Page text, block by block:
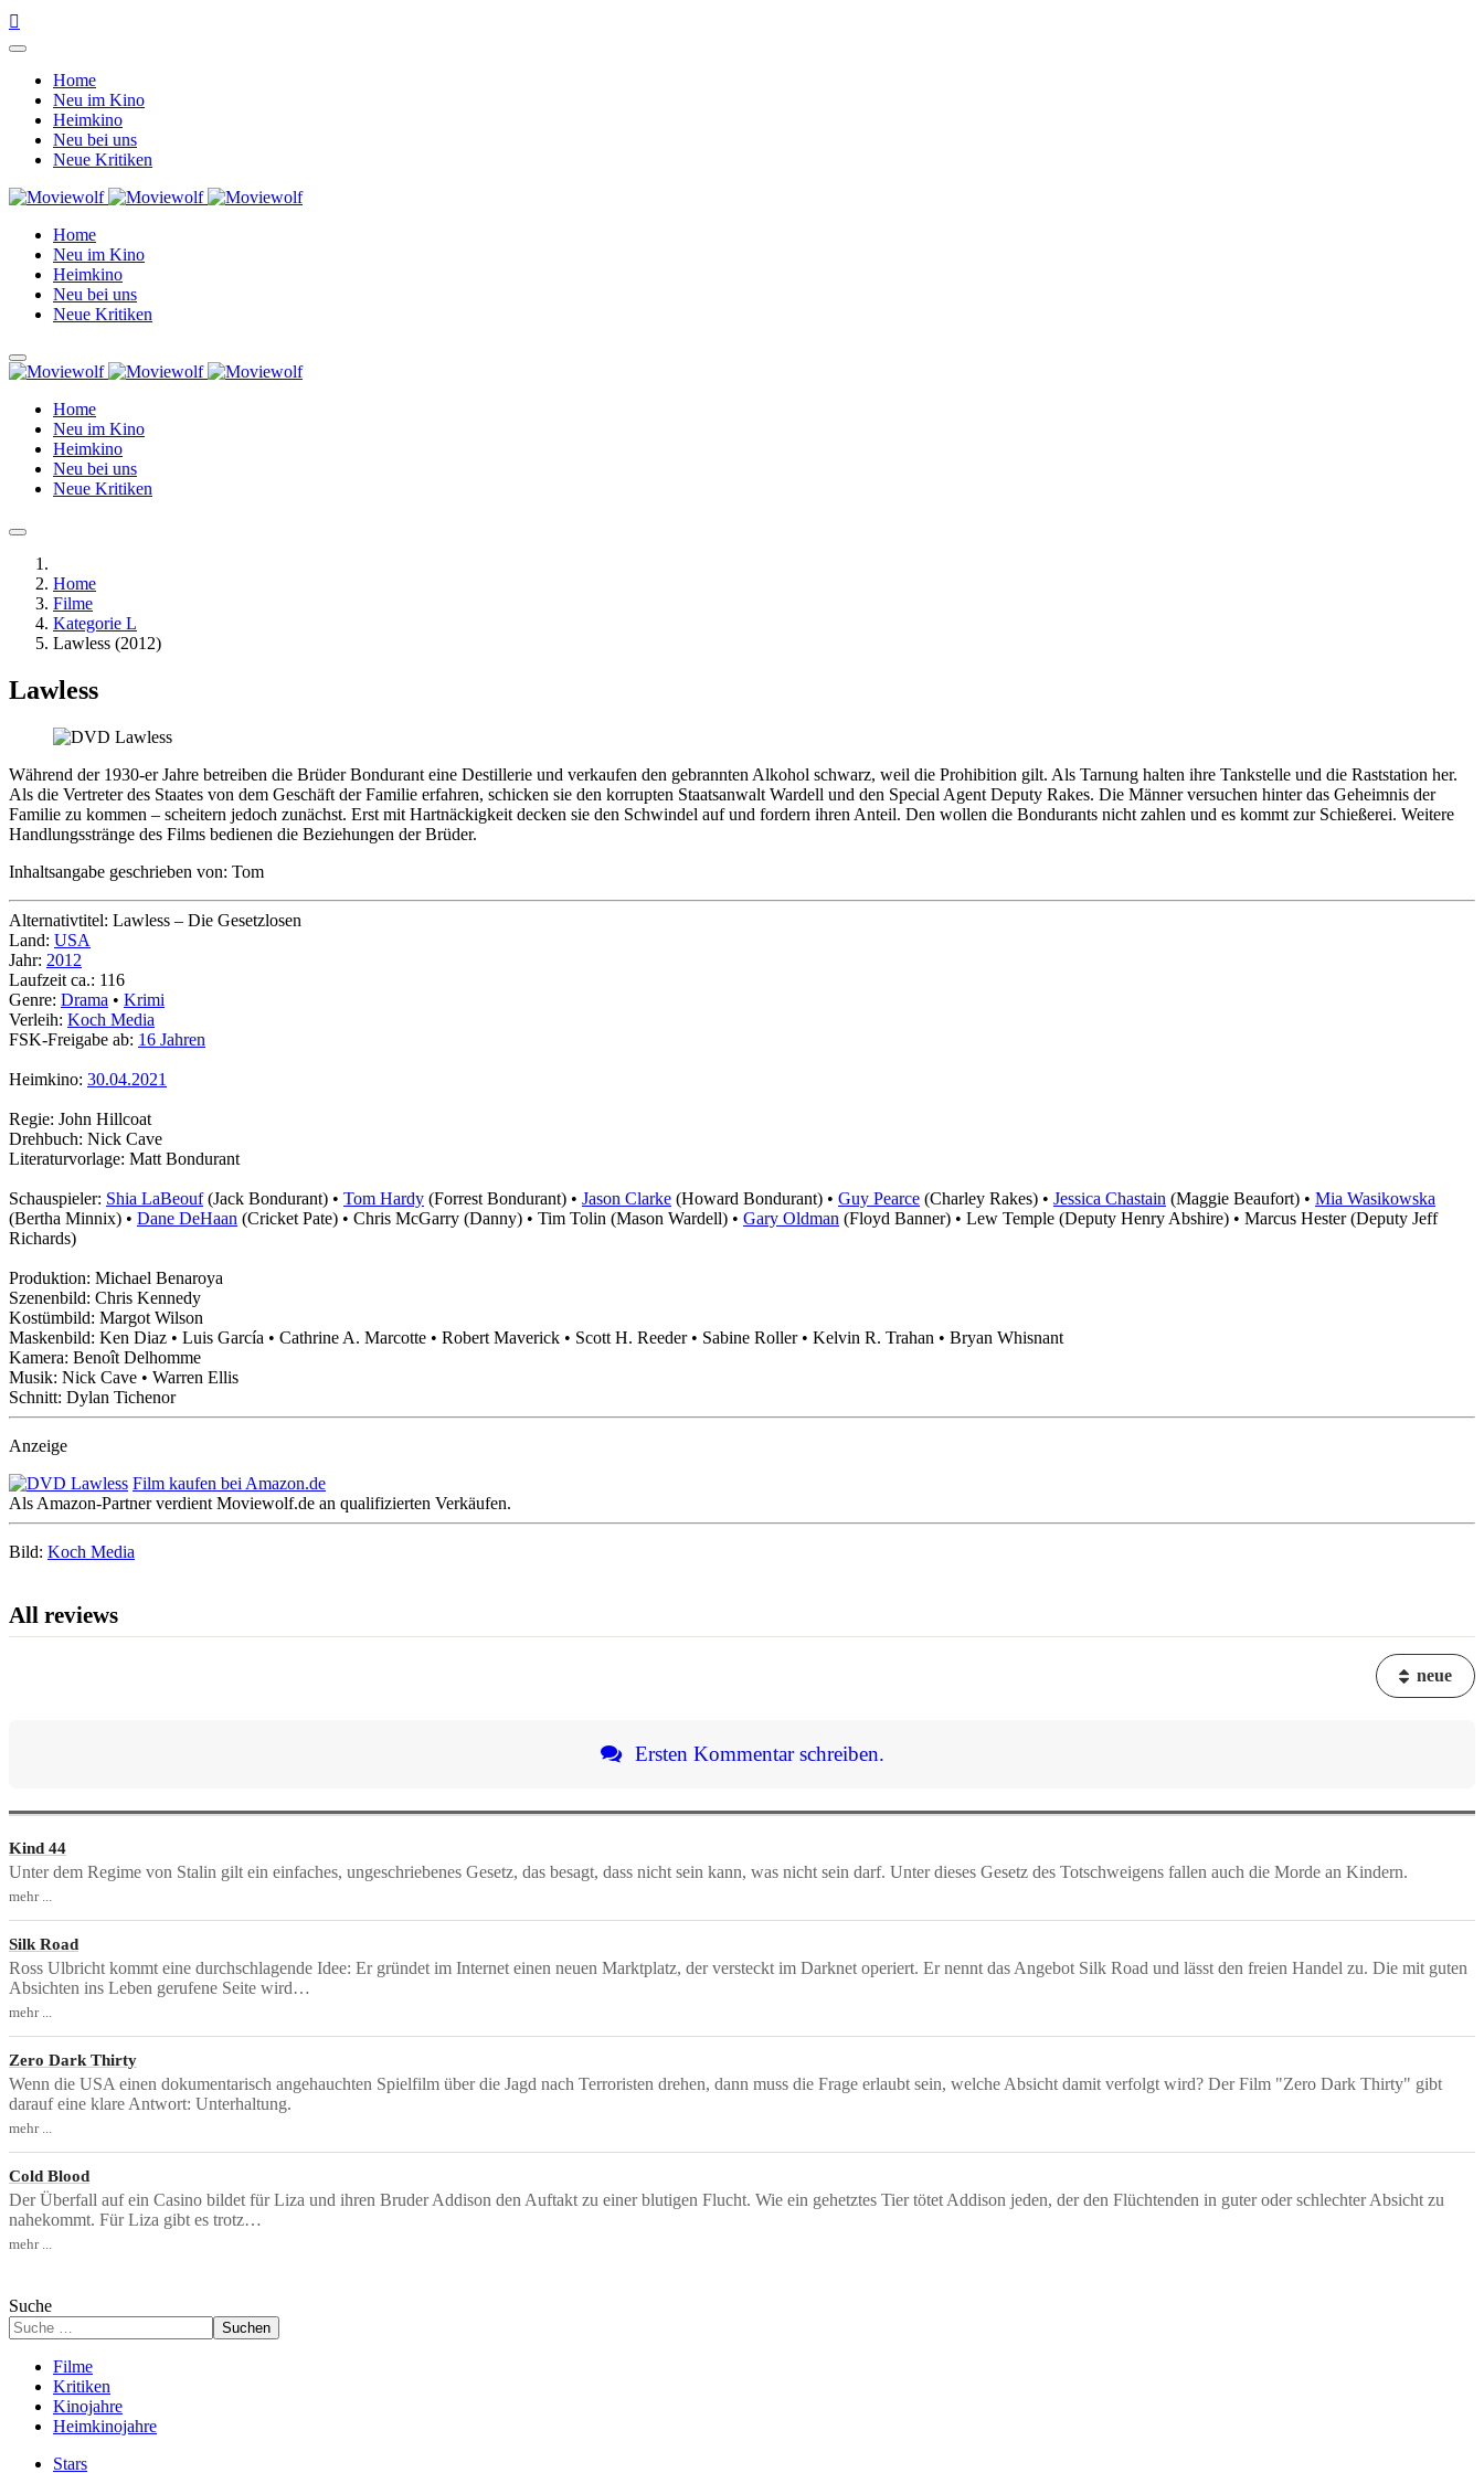
Home
Neu im Kino
Heimkino
Neu bei uns
Neue Kritiken
Home
Neu im Kino
Heimkino
Neu bei uns
Neue Kritiken
Home
Neu im Kino
Heimkino
Neu bei uns
Neue Kritiken
Home
Filme
Kategorie L
Lawless (2012)
Lawless
Während der 1930-er Jahre betreiben die Brüder Bondurant eine Destillerie und verkaufen den gebrannten Alkohol schwarz, weil die Prohibition gilt. Als Tarnung halten ihre Tankstelle und die Raststation her.
Als die Vertreter des Staates von dem Geschäft der Familie erfahren, schicken sie den korrupten Staatsanwalt Wardell und den Special Agent Deputy Rakes. Die Männer versuchen hinter das Geheimnis der
Familie zu kommen – scheitern jedoch zunächst. Erst mit Hartnäckigkeit decken sie den Schwindel auf und fordern ihren Anteil. Den wollen die Bondurants nicht zahlen und es kommt zur Schießerei. Weitere
Handlungsstränge des Films bedienen die Beziehungen der Brüder.
Inhaltsangabe geschrieben von: Tom
Alternativtitel: Lawless – Die Gesetzlosen
Land: USA
Jahr: 2012
Laufzeit ca.: 116
Genre: Drama • Krimi
Verleih: Koch Media
FSK-Freigabe ab: 16 Jahren
Heimkino: 30.04.2021
Regie: John Hillcoat
Drehbuch: Nick Cave
Literaturvorlage: Matt Bondurant
Schauspieler: Shia LaBeouf(Jack Bondurant) • Tom Hardy (Forrest Bondurant) • Jason Clarke (Howard Bondurant) • Guy Pearce (Charley Rakes) • Jessica Chastain (Maggie Beaufort) • Mia Wasikowska
(Bertha Minnix) • Dane DeHaan (Cricket Pate) • Chris McGarry (Danny) • Tim Tolin (Mason Wardell) • Gary Oldman (Floyd Banner) • Lew Temple (Deputy Henry Abshire) • Marcus Hester (Deputy Jeff
Richards)
Produktion: Michael Benaroya
Szenenbild: Chris Kennedy
Kostümbild: Margot Wilson
Maskenbild: Ken Diaz • Luis García • Cathrine A. Marcotte • Robert Maverick • Scott H. Reeder • Sabine Roller • Kelvin R. Trahan • Bryan Whisnant
Kamera: Benoît Delhomme
Musik: Nick Cave • Warren Ellis
Schnitt: Dylan Tichenor
Anzeige
Film kaufen bei Amazon.de
Als Amazon-Partner verdient Moviewolf.de an qualifizierten Verkäufen.
Bild: Koch Media
All reviews
neue
Ersten Kommentar schreiben.
Kind 44
Unter dem Regime von Stalin gilt ein einfaches, ungeschriebenes Gesetz, das besagt, dass nicht sein kann, was nicht sein darf. Unter dieses Gesetz des Totschweigens fallen auch die Morde an Kindern.
mehr ...
Silk Road
Ross Ulbricht kommt eine durchschlagende Idee: Er gründet im Internet einen neuen Marktplatz, der versteckt im Darknet operiert. Er nennt das Angebot Silk Road und lässt den freien Handel zu. Die mit guten
Absichten ins Leben gerufene Seite wird…
mehr ...
Zero Dark Thirty
Wenn die USA einen dokumentarisch angehauchten Spielfilm über die Jagd nach Terroristen drehen, dann muss die Frage erlaubt sein, welche Absicht damit verfolgt wird? Der Film "Zero Dark Thirty" gibt
darauf eine klare Antwort: Unterhaltung.
mehr ...
Cold Blood
Der Überfall auf ein Casino bildet für Liza und ihren Bruder Addison den Auftakt zu einer blutigen Flucht. Wie ein gehetztes Tier tötet Addison jeden, der den Flüchtenden in guter oder schlechter Absicht zu
nahekommt. Für Liza gibt es trotz…
mehr ...
Suche
Suchen
Filme
Kritiken
Kinojahre
Heimkinojahre
Stars